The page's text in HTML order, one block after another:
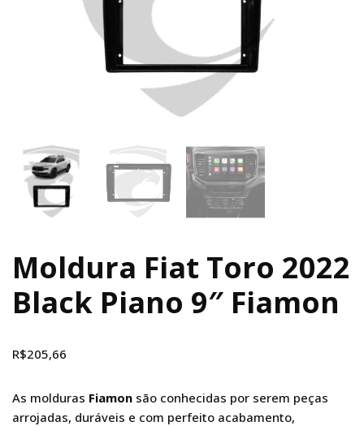
Moldura Fiat Toro 2022
Black Piano 9″ Fiamon
R$205,66
As molduras Fiamon são conhecidas por serem peças
arrojadas, duráveis e com perfeito acabamento,